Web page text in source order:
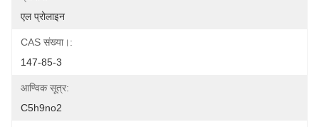
एल प्रोलाइन
CAS संख्या।:
147-85-3
आण्विक सूत्र:
C5h9no2